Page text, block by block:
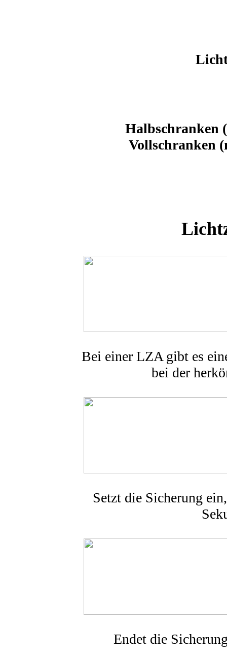
Halbschranken
Vollschranken
Bei einer LZA gibt es
bei der
Setzt die Sicherung
Endet die